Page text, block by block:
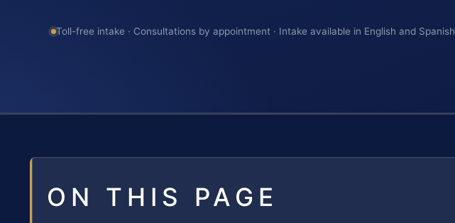
Toll-free intake · Consultations by appointment · Intake available in English and Spanish
ON THIS PAGE